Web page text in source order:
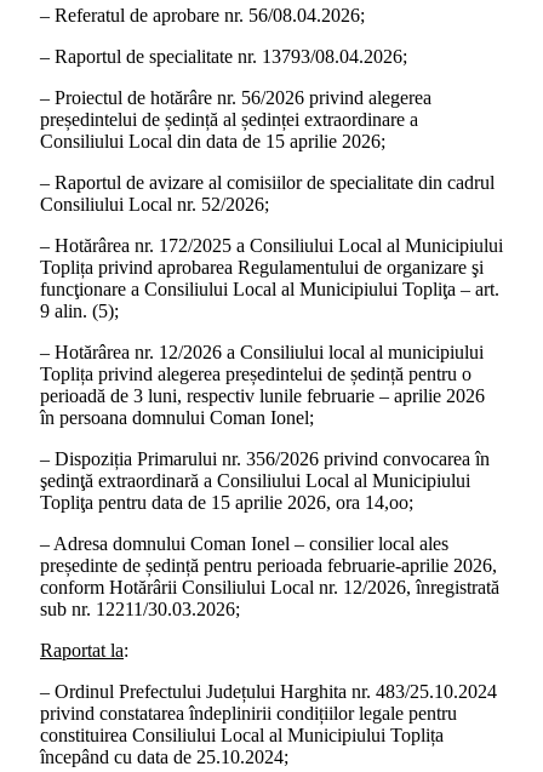
– Referatul de aprobare nr. 56/08.04.2026;
– Raportul de specialitate nr. 13793/08.04.2026;
– Proiectul de hotărâre nr. 56/2026 privind alegerea
președintelui de ședință al ședinței extraordinare a
Consiliului Local din data de 15 aprilie 2026;
– Raportul de avizare al comisiilor de specialitate din cadrul
Consiliului Local nr. 52/2026;
– Hotărârea nr. 172/2025 a Consiliului Local al Municipiului
Toplița privind aprobarea Regulamentului de organizare şi
funcţionare a Consiliului Local al Municipiului Topliţa – art.
9 alin. (5);
– Hotărârea nr. 12/2026 a Consiliului local al municipiului
Toplița privind alegerea președintelui de ședință pentru o
perioadă de 3 luni, respectiv lunile februarie – aprilie 2026
în persoana domnului Coman Ionel;
– Dispoziția Primarului nr. 356/2026 privind convocarea în
şedinţă extraordinară a Consiliului Local al Municipiului
Topliţa pentru data de 15 aprilie 2026, ora 14,oo;
– Adresa domnului Coman Ionel – consilier local ales
președinte de ședință pentru perioada februarie-aprilie 2026,
conform Hotărârii Consiliului Local nr. 12/2026, înregistrată
sub nr. 12211/30.03.2026;
Raportat la:
– Ordinul Prefectului Județului Harghita nr. 483/25.10.2024
privind constatarea îndeplinirii condițiilor legale pentru
constituirea Consiliului Local al Municipiului Toplița
începând cu data de 25.10.2024;